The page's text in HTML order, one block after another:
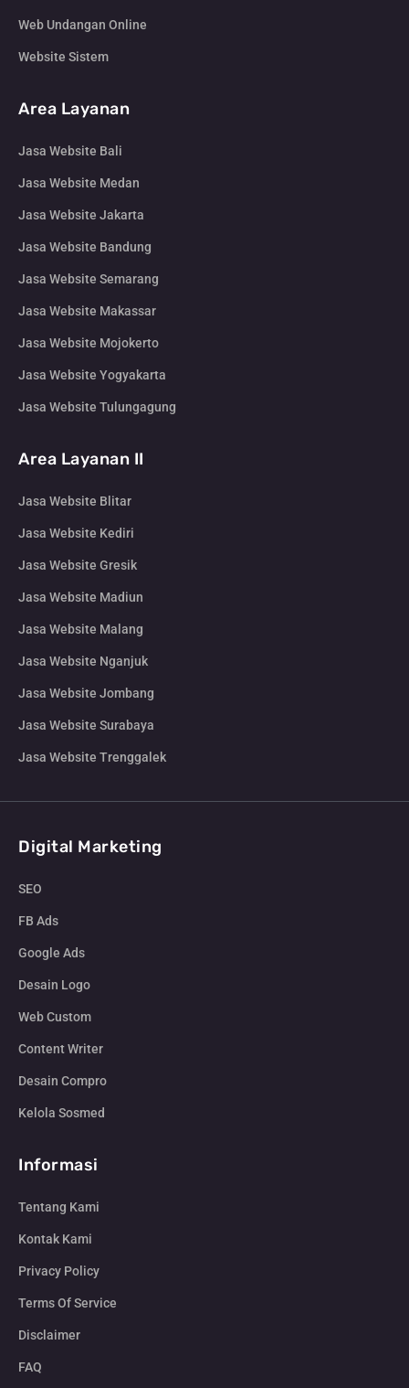
Web Undangan Online
Website Sistem
Area Layanan
Jasa Website Bali
Jasa Website Medan
Jasa Website Jakarta
Jasa Website Bandung
Jasa Website Semarang
Jasa Website Makassar
Jasa Website Mojokerto
Jasa Website Yogyakarta
Jasa Website Tulungagung
Area Layanan II
Jasa Website Blitar
Jasa Website Kediri
Jasa Website Gresik
Jasa Website Madiun
Jasa Website Malang
Jasa Website Nganjuk
Jasa Website Jombang
Jasa Website Surabaya
Jasa Website Trenggalek
Digital Marketing
SEO
FB Ads
Google Ads
Desain Logo
Web Custom
Content Writer
Desain Compro
Kelola Sosmed
Informasi
Tentang Kami
Kontak Kami
Privacy Policy
Terms Of Service
Disclaimer
FAQ